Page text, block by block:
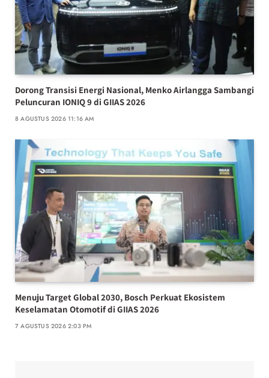
Dorong Transisi Energi Nasional, Menko Airlangga Sambangi
Peluncuran IONIQ 9 di GIIAS 2026
8 AGUSTUS 2026 11:16 AM
Menuju Target Global 2030, Bosch Perkuat Ekosistem
Keselamatan Otomotif di GIIAS 2026
7 AGUSTUS 2026 2:03 PM